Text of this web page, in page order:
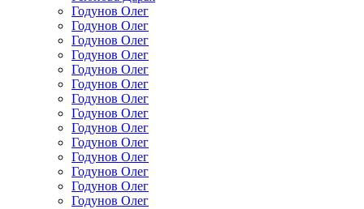
Годунов Олег
Годунов Олег
Годунов Олег
Годунов Олег
Годунов Олег
Годунов Олег
Годунов Олег
Годунов Олег
Годунов Олег
Годунов Олег
Годунов Олег
Годунов Олег
Годунов Олег
Годунов Олег